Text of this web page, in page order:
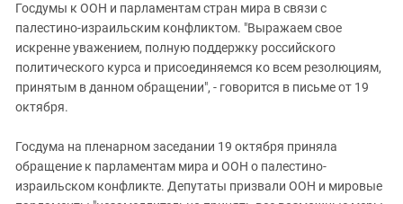
Госдумы к ООН и парламентам стран мира в связи с
палестино-израильским конфликтом. "Выражаем свое
искренне уважением, полную поддержку российского
политического курса и присоединяемся ко всем резолюциям,
принятым в данном обращении", - говорится в письме от 19
октября.
Госдума на пленарном заседании 19 октября приняла
обращение к парламентам мира и ООН о палестино-
израильском конфликте. Депутаты призвали ООН и мировые